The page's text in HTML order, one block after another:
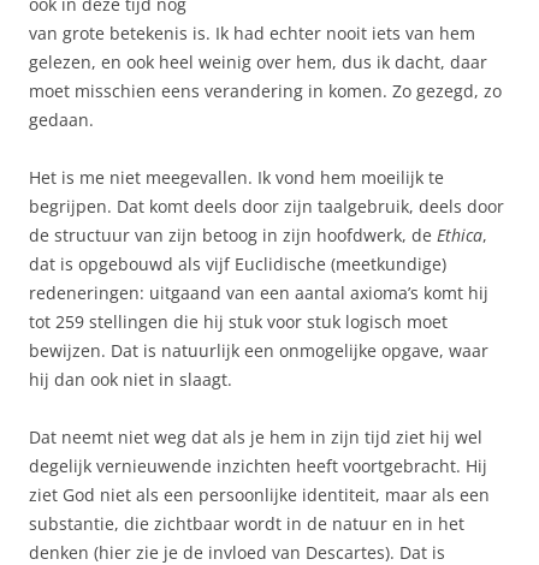
van grote betekenis is. Ik had echter nooit iets van hem
gelezen, en ook heel weinig over hem, dus ik dacht, daar
moet misschien eens verandering in komen. Zo gezegd, zo
gedaan.
Het is me niet meegevallen. Ik vond hem moeilijk te
begrijpen. Dat komt deels door zijn taalgebruik, deels door
de structuur van zijn betoog in zijn hoofdwerk, de Ethica,
dat is opgebouwd als vijf Euclidische (meetkundige)
redeneringen: uitgaand van een aantal axioma’s komt hij
tot 259 stellingen die hij stuk voor stuk logisch moet
bewijzen. Dat is natuurlijk een onmogelijke opgave, waar
hij dan ook niet in slaagt.
Dat neemt niet weg dat als je hem in zijn tijd ziet hij wel
degelijk vernieuwende inzichten heeft voortgebracht. Hij
ziet God niet als een persoonlijke identiteit, maar als een
substantie, die zichtbaar wordt in de natuur en in het
denken (hier zie je de invloed van Descartes). Dat is